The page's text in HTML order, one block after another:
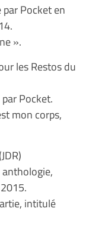
Pocket en
».
les Restos du
Pocket.
mon corps,
intitulé